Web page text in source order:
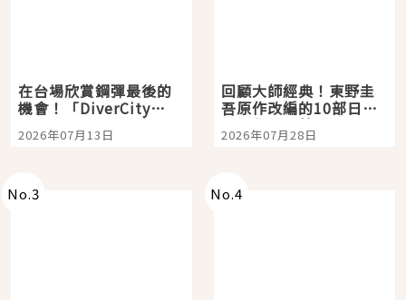
在台場欣賞鋼彈最後的
機會！「DiverCity
Tokyo Plaza」搭船、
購物、美食及夜景，一
2026年07月13日
回顧大師經典！東野圭
吾原作改編的10部日本
影視作品推薦
2026年07月28日
No.3 No.4